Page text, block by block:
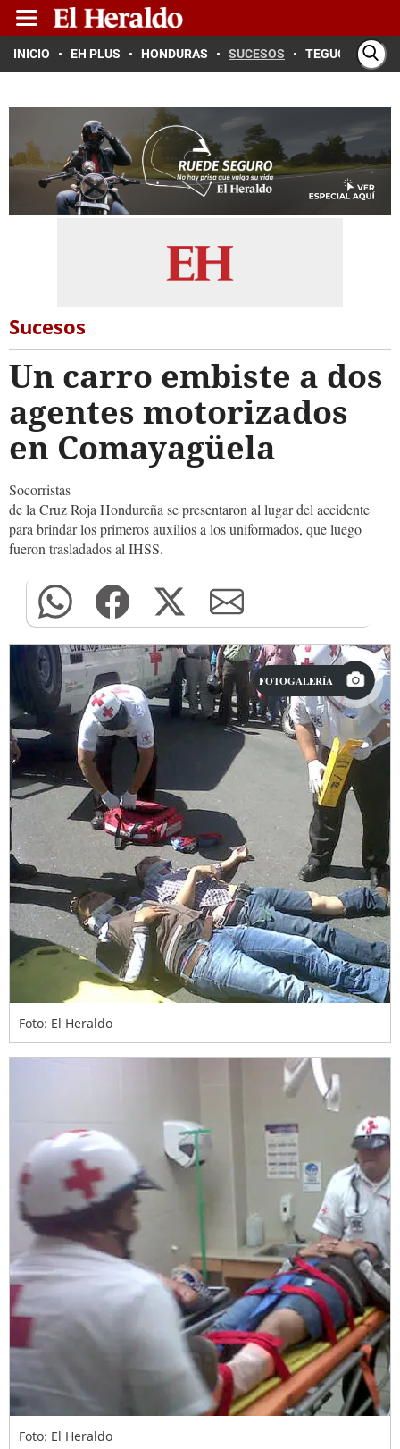
INICIO EH PLUS HONDURAS SUCESOS TEGUCIGALPA
Sucesos
Un carro embiste a dos
agentes motorizados
en Comayagüela
Socorristas
de la Cruz Roja Hondureña se presentaron al lugar del accidente
para brindar los primeros auxilios a los uniformados, que luego
fueron trasladados al IHSS.
FOTOGALERÍA
Foto: El Heraldo
Foto: El Heraldo